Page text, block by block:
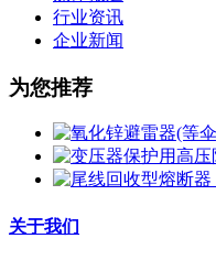
行业资讯
企业新闻
为您推荐
关于我们